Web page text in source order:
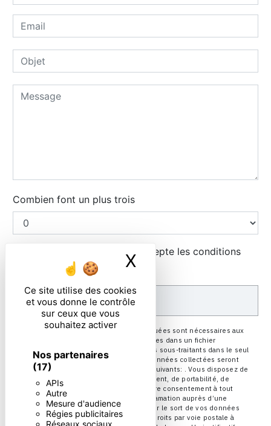
Ce site utilise des cookies
et vous donne le contrôle
sur ceux que vous
souhaitez activer
Nos partenaires
(17)
APIs
Autre
Mesure d'audience
Régies publicitaires
Réseaux sociaux
X Masquer le
Combien font un plus trois
En cochant cette case, j'accepte les conditions
particulières ci-dessous **
ENVOYER
** Les données personnelles communiquées sont nécessaires aux
fins de vous contacter et sont enregistrées dans un fichier
informatisé. Elles sont destinées à et ses sous-traitants dans le seul
but de répondre à votre message. Les données collectées seront
communiquées aux seuls destinataires suivants: . Vous disposez de
droits d’accès, de rectification, d’effacement, de portabilité, de
limitation, d’opposition, de retrait de votre consentement à tout
moment et du droit d’introduire une réclamation auprès d’une
autorité de contrôle, ainsi que d’organiser le sort de vos données
post-mortem. Vous pouvez exercer ces droits par voie postale à